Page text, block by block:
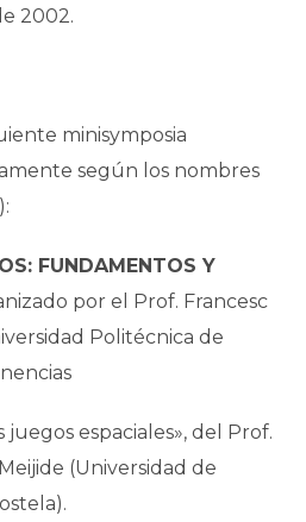
2002.
minisymposia
según los nombres
FUNDAMENTOS Y
por el Prof. Francesc
Politécnica de
espaciales», del Prof.
(Universidad de